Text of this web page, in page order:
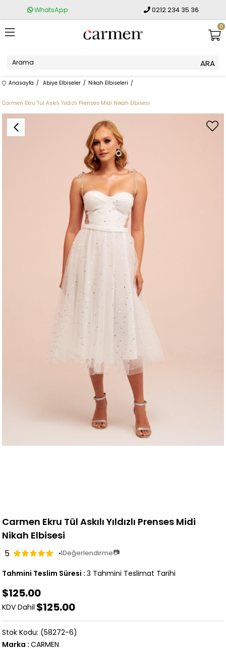
WhatsApp 0212 234 35 36
0
Anasayfa Abiye Elbiseler Nikah Elbiseleri
Carmen Ekru Tül Askılı Yıldızlı Prenses Midi Nikah Elbisesi
Carmen Ekru Tül Askılı Yıldızlı Prenses Midi
Nikah Elbisesi
5 1Değerlendirme📷
Tahmini Teslim Süresi : 3 Tahmini Teslimat Tarihi
$125.00
KDV Dahil $125.00
(58272-6)
Marka : CARMEN